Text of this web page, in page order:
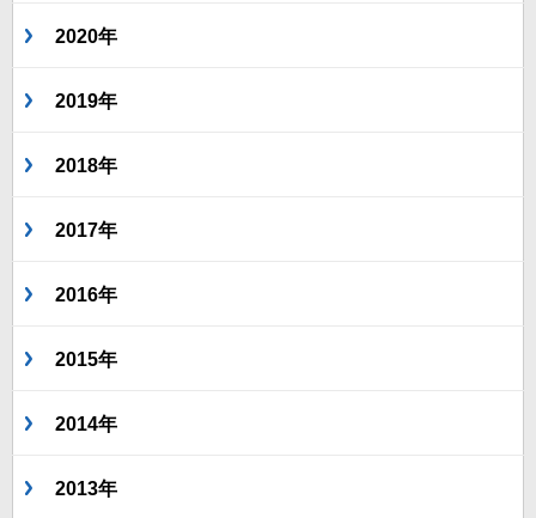
2020年
2019年
2018年
2017年
2016年
2015年
2014年
2013年